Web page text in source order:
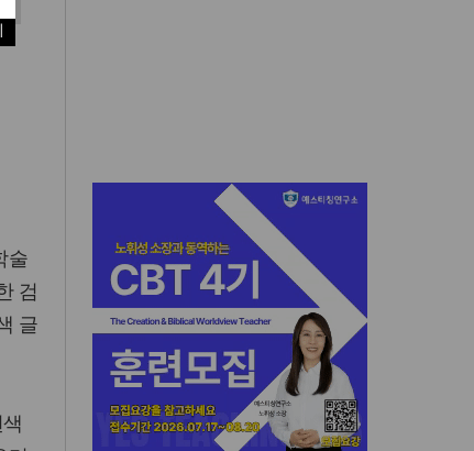
술
검
글
“한국 복음의 시작에는 미국보
다 먼저 일본이 있었습니다”
“기도로 시작한 스틸 美 대사,